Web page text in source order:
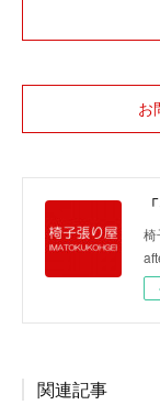
お
椅
関連記事